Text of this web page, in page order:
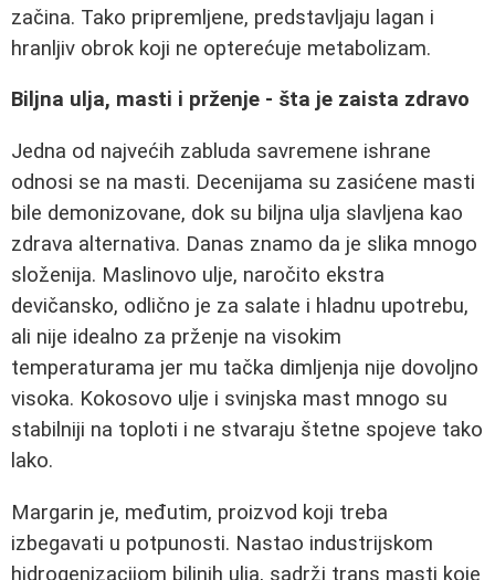
začina. Tako pripremljene, predstavljaju lagan i
hranljiv obrok koji ne opterećuje metabolizam.
Biljna ulja, masti i prženje - šta je zaista zdravo
Jedna od najvećih zabluda savremene ishrane
odnosi se na masti. Decenijama su zasićene masti
bile demonizovane, dok su biljna ulja slavljena kao
zdrava alternativa. Danas znamo da je slika mnogo
složenija. Maslinovo ulje, naročito ekstra
devičansko, odlično je za salate i hladnu upotrebu,
ali nije idealno za prženje na visokim
temperaturama jer mu tačka dimljenja nije dovoljno
visoka. Kokosovo ulje i svinjska mast mnogo su
stabilniji na toploti i ne stvaraju štetne spojeve tako
lako.
Margarin je, međutim, proizvod koji treba
izbegavati u potpunosti. Nastao industrijskom
hidrogenizacijom biljnih ulja, sadrži trans masti koje